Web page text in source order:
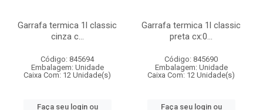
Garrafa termica 1l classic
cinza c...
Código: 845694
Embalagem: Unidade
Caixa Com: 12 Unidade(s)
Faça seu login ou
Garrafa termica 1l classic
preta cx:0...
Código: 845690
Embalagem: Unidade
Caixa Com: 12 Unidade(s)
Faça seu login ou